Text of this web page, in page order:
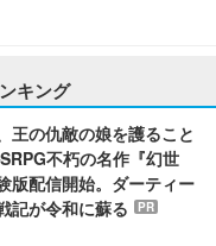
キング
王の仇敵の娘を護ること
不朽の名作『幻世
版配信開始。ダーティー
記が令和に蘇る
PR